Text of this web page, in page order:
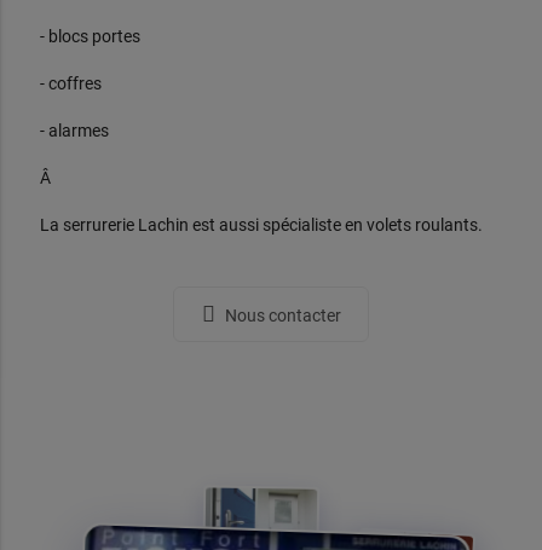
- blocs portes
- coffres
- alarmes
Â
La serrurerie Lachin est aussi spécialiste en volets roulants.
Nous contacter